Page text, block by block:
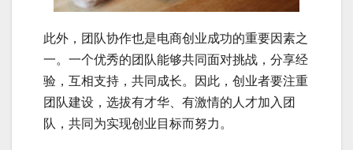
此外，团队协作也是电商创业成功的重要因素之
一。一个优秀的团队能够共同面对挑战，分享经
验，互相支持，共同成长。因此，创业者要注重
团队建设，选拔有才华、有激情的人才加入团
队，共同为实现创业目标而努力。